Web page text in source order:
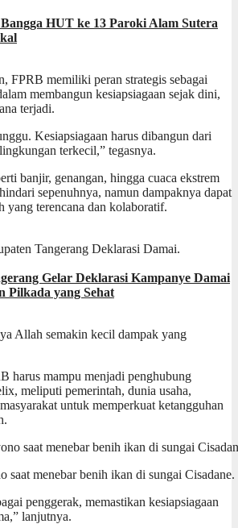
HUT ke 13 Paroki Alam Sutera
FPRB memiliki peran strategis sebagai
membangun kesiapsiagaan sejak dini,
terjadi.
Kesiapsiagaan harus dibangun dari
terkecil,” tegasnya.
banjir, genangan, hingga cuaca ekstrem
sepenuhnya, namun dampaknya dapat
yang terencana dan kolaboratif.
Gelar Deklarasi Kampanye Damai
Pilkada yang Sehat
Allah semakin kecil dampak yang
harus mampu menjadi penghubung
meliputi pemerintah, dunia usaha,
untuk memperkuat ketangguhan
saat menebar benih ikan di sungai Cisadane.
penggerak, memastikan kesiapsiagaan
lanjutnya.